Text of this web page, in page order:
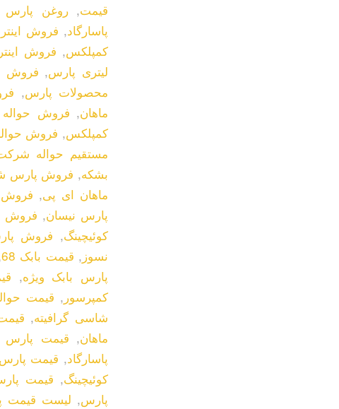
قیمت,روغن پارس
پاسارگاد, فروش
کمپلکس, فروش
لیتری پارس, فروش
محصولات پارس,
ماهان, فروش
کمپلکس, فروش
مستقیم حواله
بشکه, فروش پارس
ماهان ای پی, فروش
پارس نیسان, فروش
کوئیچینگ, فروش
نسوز , قیمت بابک 68
پارس بابک ویژه,
کمپرسور , قیمت
شاسی گرافیته,
ماهان, قیمت پارس
پاسارگاد, قیمت پارس
کوئیچینگ, قیمت
پارس, لیست قیمت